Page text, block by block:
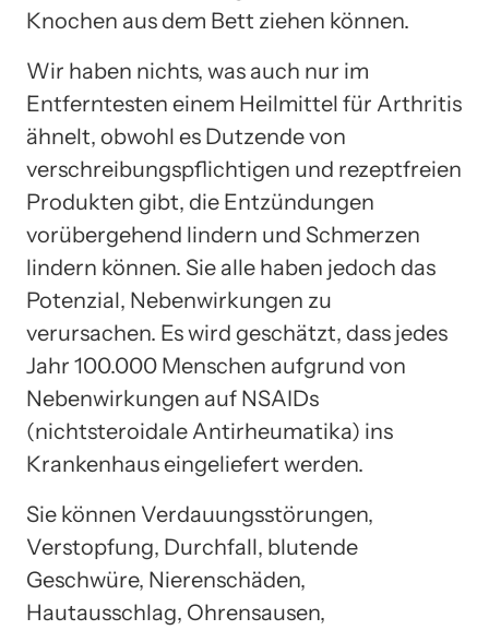
Knochen aus dem Bett ziehen können.
Wir haben nichts, was auch nur im
Entferntesten einem Heilmittel für Arthritis
ähnelt, obwohl es Dutzende von
verschreibungspflichtigen und rezeptfreien
Produkten gibt, die Entzündungen
vorübergehend lindern und Schmerzen
lindern können. Sie alle haben jedoch das
Potenzial, Nebenwirkungen zu
verursachen. Es wird geschätzt, dass jedes
Jahr 100.000 Menschen aufgrund von
Nebenwirkungen auf NSAIDs
(nichtsteroidale Antirheumatika) ins
Krankenhaus eingeliefert werden.
Sie können Verdauungsstörungen,
Verstopfung, Durchfall, blutende
Geschwüre, Nierenschäden,
Hautausschlag, Ohrensausen,